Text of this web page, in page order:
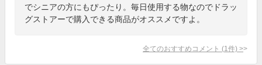
でシニアの方にもぴったり。毎日使用する物なのでドラッ
グストアーで購入できる商品がオススメですよ。
全てのおすすめコメント (1 件) >